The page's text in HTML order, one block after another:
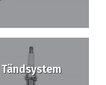
Tändsystem